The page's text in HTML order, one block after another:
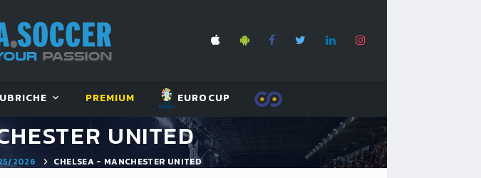
PREMIUM EUROCUP
UNITED
2026 CHELSEA - MANCHESTER UNITED